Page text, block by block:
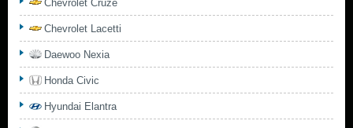
Chevrolet Cruze
Chevrolet Lacetti
Daewoo Nexia
Honda Civic
Hyundai Elantra